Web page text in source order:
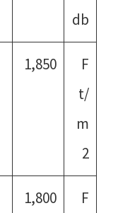
db
1,850
F
t/
m
2
1,800
F